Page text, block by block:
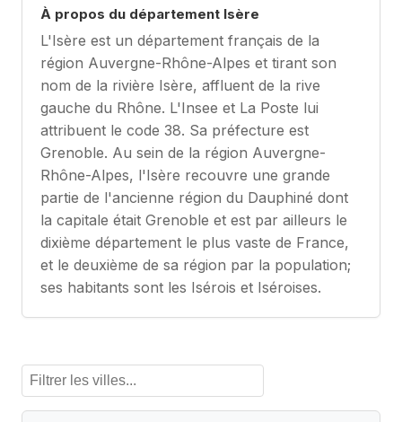
À propos du département Isère
L'Isère est un département français de la
région Auvergne-Rhône-Alpes et tirant son
nom de la rivière Isère, affluent de la rive
gauche du Rhône. L'Insee et La Poste lui
attribuent le code 38. Sa préfecture est
Grenoble. Au sein de la région Auvergne-
Rhône-Alpes, l'Isère recouvre une grande
partie de l'ancienne région du Dauphiné dont
la capitale était Grenoble et est par ailleurs le
dixième département le plus vaste de France,
et le deuxième de sa région par la population;
ses habitants sont les Isérois et Iséroises.